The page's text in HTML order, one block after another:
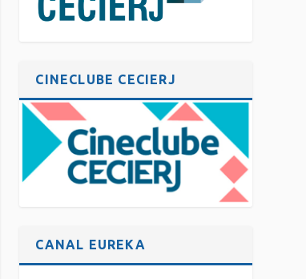
CINECLUBE CECIERJ
CANAL EUREKA